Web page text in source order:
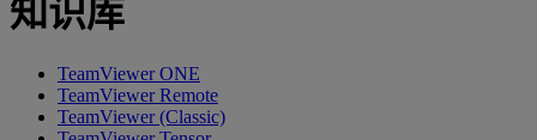
知识库
TeamViewer ONE
TeamViewer Remote
TeamViewer (Classic)